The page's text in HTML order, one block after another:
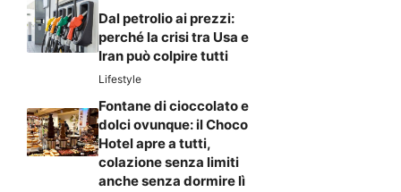
Dal petrolio ai prezzi:
perché la crisi tra Usa e
Iran può colpire tutti
Lifestyle
Fontane di cioccolato e
dolci ovunque: il Choco
Hotel apre a tutti,
colazione senza limiti
anche senza dormire lì